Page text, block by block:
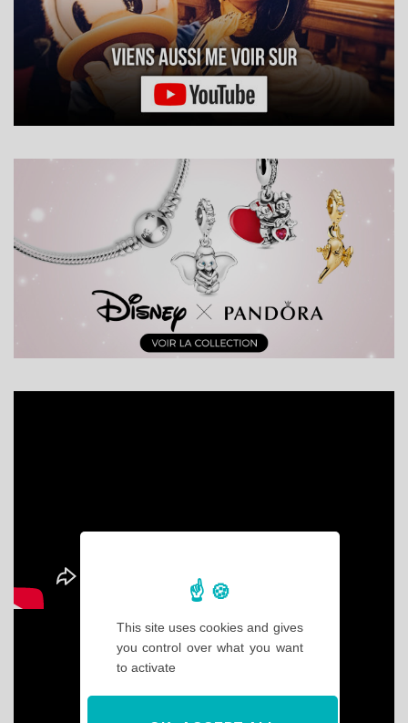
This site uses cookies and gives
you control over what you want
to activate